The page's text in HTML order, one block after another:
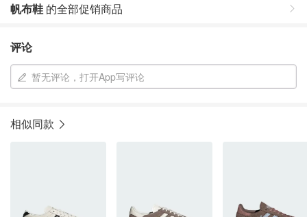
帆布鞋 的全部促销商品
评论
暂无评论，打开App写评论
相似同款